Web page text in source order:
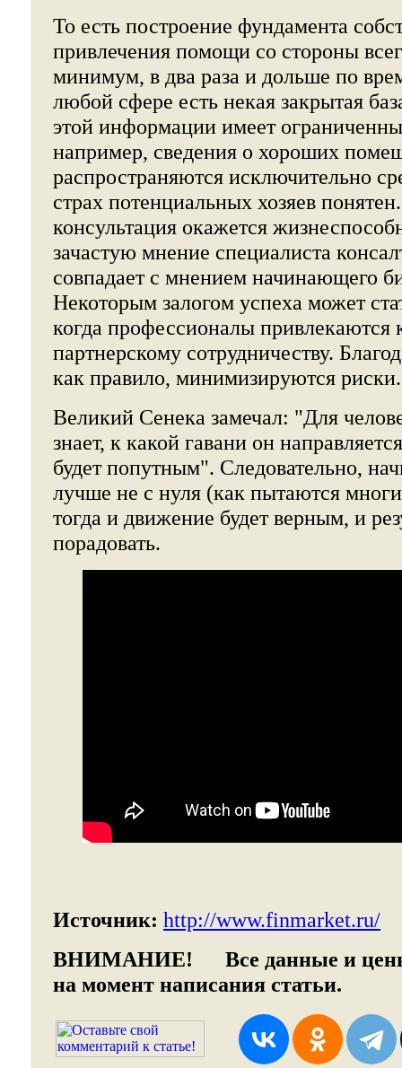
То есть построение фундамента
привлечения помощи со стороны
минимум, в два раза и дольше по
любой сфере есть некая закрытая
этой информации имеет
например, сведения о хороших
распространяются исключительно
страх потенциальных хозяев
консультация окажется
зачастую мнение специалиста
совпадает с мнением начинающего
Некоторым залогом успеха может
когда профессионалы привлекаются
партнерскому сотрудничеству.
как правило, минимизируются риски.
Великий Сенека замечал: "Для
знает, к какой гавани он
будет попутным". Следовательно,
лучше не с нуля (как пытаются
тогда и движение будет верным, и
порадовать.
Источник: http://www.finmarket.ru/
ВНИМАНИЕ! Все данные и
на момент написания статьи.